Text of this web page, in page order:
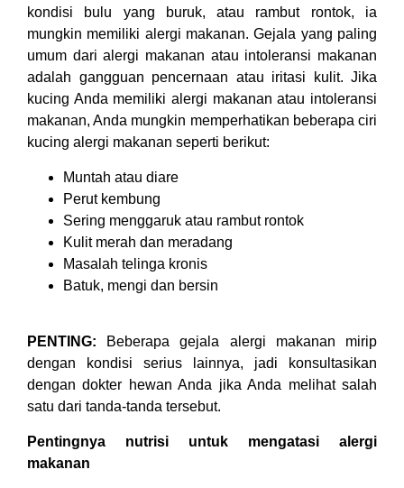
kondisi bulu yang buruk, atau rambut rontok, ia
mungkin memiliki alergi makanan. Gejala yang paling
umum dari alergi makanan atau intoleransi makanan
adalah gangguan pencernaan atau iritasi kulit. Jika
kucing Anda memiliki alergi makanan atau intoleransi
makanan, Anda mungkin memperhatikan beberapa ciri
kucing alergi makanan seperti berikut:
Muntah atau diare
Perut kembung
Sering menggaruk atau rambut rontok
Kulit merah dan meradang
Masalah telinga kronis
Batuk, mengi dan bersin
PENTING: Beberapa gejala alergi makanan mirip
dengan kondisi serius lainnya, jadi konsultasikan
dengan dokter hewan Anda jika Anda melihat salah
satu dari tanda-tanda tersebut.
Pentingnya nutrisi untuk mengatasi alergi
makanan